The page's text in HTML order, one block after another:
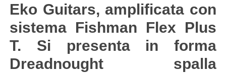
Eko Guitars, amplificata con
sistema Fishman Flex Plus
T. Si presenta in forma
Dreadnought spalla